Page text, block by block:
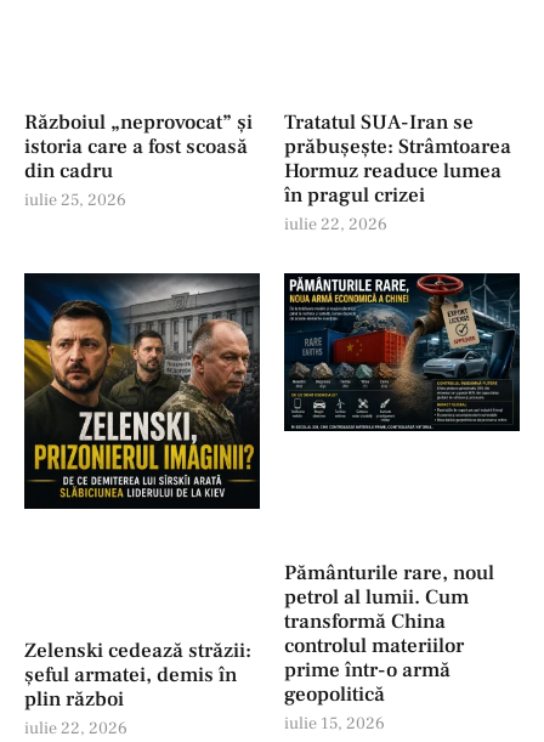
Războiul „neprovocat” și
istoria care a fost scoasă
din cadru
iulie 25, 2026
Tratatul SUA-Iran se
prăbușește: Strâmtoarea
Hormuz readuce lumea
în pragul crizei
iulie 22, 2026
Zelenski cedează străzii:
șeful armatei, demis în
plin război
iulie 22, 2026
Pământurile rare, noul
petrol al lumii. Cum
transformă China
controlul materiilor
prime într-o armă
geopolitică
iulie 15, 2026